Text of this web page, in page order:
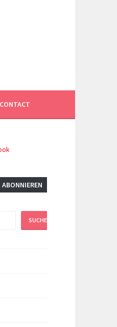
CONTACT
ABONNIEREN
SUCHEN